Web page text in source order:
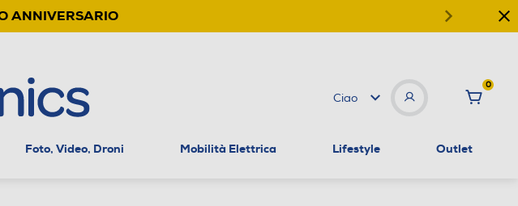
ANNIVERSARIO
Ciao
0
Foto, Video, Droni Mobilità Elettrica Lifestyle Outlet